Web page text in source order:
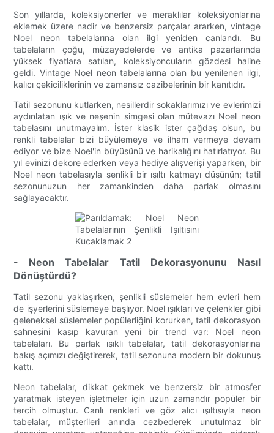
Son yıllarda, koleksiyonerler ve meraklılar koleksiyonlarına
eklemek üzere nadir ve benzersiz parçalar ararken, vintage
Noel neon tabelalarına olan ilgi yeniden canlandı. Bu
tabelaların çoğu, müzayedelerde ve antika pazarlarında
yüksek fiyatlara satılan, koleksiyoncuların gözdesi haline
geldi. Vintage Noel neon tabelalarına olan bu yenilenen ilgi,
kalıcı çekiciliklerinin ve zamansız cazibelerinin bir kanıtıdır.
Tatil sezonunu kutlarken, nesillerdir sokaklarımızı ve evlerimizi
aydınlatan ışık ve neşenin simgesi olan mütevazı Noel neon
tabelasını unutmayalım. İster klasik ister çağdaş olsun, bu
renkli tabelalar bizi büyülemeye ve ilham vermeye devam
ediyor ve bize Noel'in büyüsünü ve harikalığını hatırlatıyor. Bu
yıl evinizi dekore ederken veya hediye alışverişi yaparken, bir
Noel neon tabelasıyla şenlikli bir ışıltı katmayı düşünün; tatil
sezonunuzun her zamankinden daha parlak olmasını
sağlayacaktır.
- Neon Tabelalar Tatil Dekorasyonunu Nasıl
Dönüştürdü?
Tatil sezonu yaklaşırken, şenlikli süslemeler hem evleri hem
de işyerlerini süslemeye başlıyor. Noel ışıkları ve çelenkler gibi
geleneksel süslemeler popülerliğini korurken, tatil dekorasyon
sahnesini kasıp kavuran yeni bir trend var: Noel neon
tabelaları. Bu parlak ışıklı tabelalar, tatil dekorasyonlarına
bakış açımızı değiştirerek, tatil sezonuna modern bir dokunuş
kattı.
Neon tabelalar, dikkat çekmek ve benzersiz bir atmosfer
yaratmak isteyen işletmeler için uzun zamandır popüler bir
tercih olmuştur. Canlı renkleri ve göz alıcı ışıltısıyla neon
tabelalar, müşterileri anında cezbederek unutulmaz bir